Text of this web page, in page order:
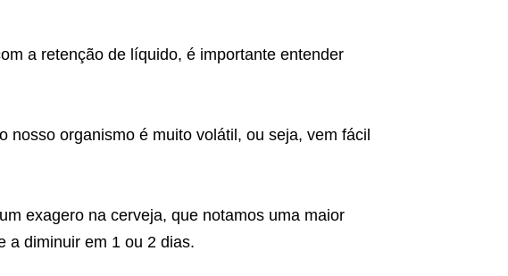
a retenção de líquido, é importante entender
nosso organismo é muito volátil, ou seja, vem fácil
exagero na cerveja, que notamos uma maior
a diminuir em 1 ou 2 dias.